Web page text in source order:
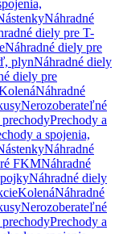
Náhradné
diely pre T-
Náhradné diely pre
plynNáhradné diely
diely pre
Náhradné
Nerozoberateľné
Prechody a
a spojenia,
Náhradné
FKMNáhradné
Náhradné diely
KolenáNáhradné
Nerozoberateľné
Prechody a